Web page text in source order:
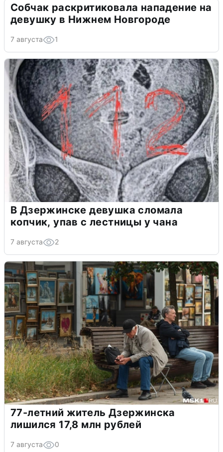
Собчак раскритиковала нападение на
девушку в Нижнем Новгороде
7 августа 1
В Дзержинске девушка сломала
копчик, упав с лестницы у чана
7 августа 2
77-летний житель Дзержинска
лишился 17,8 млн рублей
7 августа 0